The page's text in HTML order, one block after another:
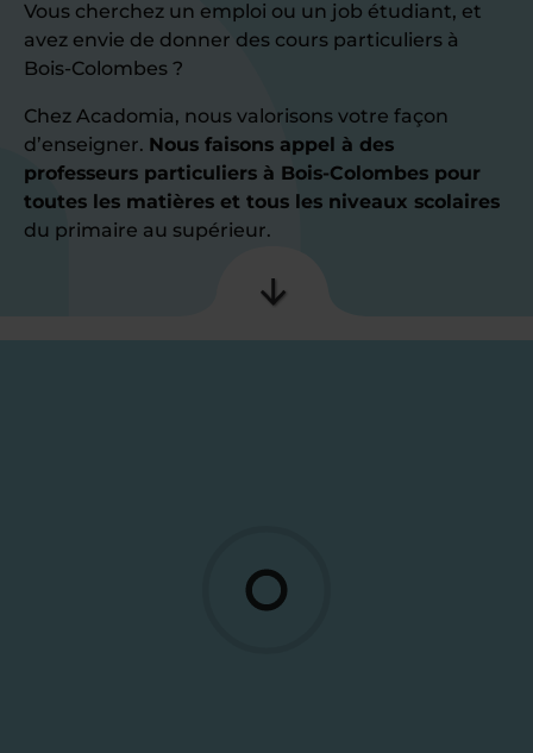
Vous cherchez un emploi ou un job étudiant, et
avez envie de donner des cours particuliers à
Bois-Colombes ?
Chez Acadomia, nous valorisons votre façon
d’enseigner. Nous faisons appel à des
professeurs particuliers à Bois-Colombes pour
toutes les matières et tous les niveaux scolaires
du primaire au supérieur.